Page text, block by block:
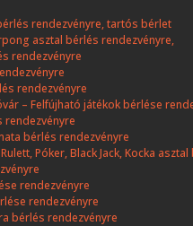
rendezvényre, tartós bérlet
asztal bérlés rendezvényre,
rendezvényre
rendezvényre
– Felfújható játékok bérlése
rendezvényre
bérlés rendezvényre
Póker, Black Jack, Kocka
rendezvényre
rendezvényre
bérlés rendezvényre